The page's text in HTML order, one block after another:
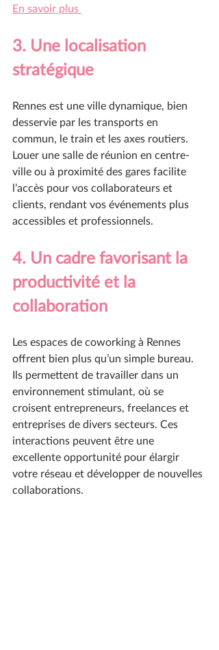
En savoir plus
3. Une localisation
stratégique
Rennes est une ville dynamique, bien
desservie par les transports en
commun, le train et les axes routiers.
Louer une salle de réunion en centre-
ville ou à proximité des gares facilite
l’accès pour vos collaborateurs et
clients, rendant vos événements plus
accessibles et professionnels.
4. Un cadre favorisant la
productivité et la
collaboration
Les espaces de coworking à Rennes
offrent bien plus qu’un simple bureau.
Ils permettent de travailler dans un
environnement stimulant, où se
croisent entrepreneurs, freelances et
entreprises de divers secteurs. Ces
interactions peuvent être une
excellente opportunité pour élargir
votre réseau et développer de nouvelles
collaborations.